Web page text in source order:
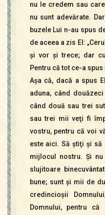
nu le credem sau care
nu sunt adevărate. Dar
buzele Lui n-au spus
de aceea a zis El:
şi vor şi trece; dar
Pentru că tot ce-a spus
Aşa că, dacă a spus
aduna, când
când două sau trei
sau trei mii veţi fi
vostru, pentru că voi
este aici. Să ştiţi şi
mijlocul nostru. Şi
slujitoare
bune; sunt şi mii de
credincioşii
Domnului, pentru